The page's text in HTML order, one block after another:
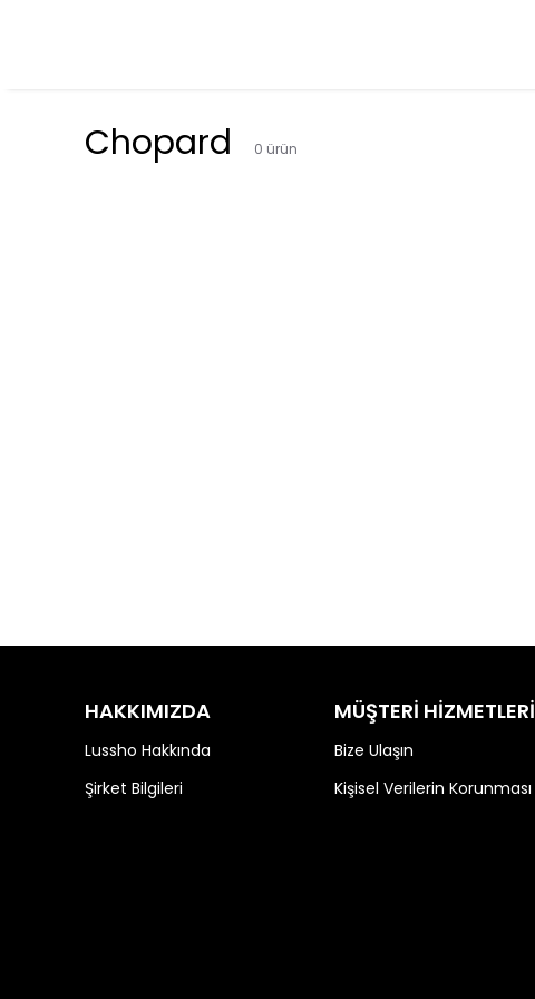
Chopard 0 ürün
HAKKIMIZDA
Lussho Hakkında
Şirket Bilgileri
MÜŞTERİ HİZMETLERİ
Bize Ulaşın
Kişisel Verilerin Korunması